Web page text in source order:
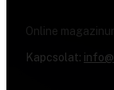
Online
Kapcsolat: